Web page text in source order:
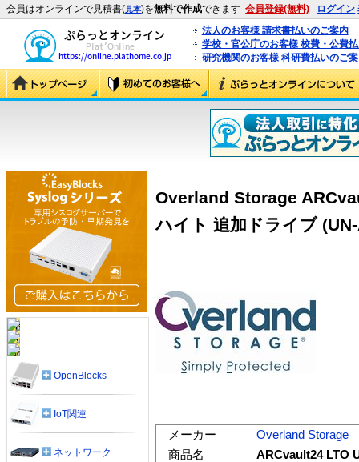
会員はオンラインで見積書(見本)を無料で作成できます 会員登録(無料) ログイン
法人のお客様 請求書払いのご案内
学校・官公庁のお客様 校費・公費
研究機関のお客様 科研費払いのご
Overland Storage
ハイト 追加ドライブ
メーカー
Overland Storage
商品名
ARCvault24 LTO
OpenBlocks
IoT関連
ネットワーク